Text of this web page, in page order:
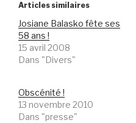
Articles similaires
Josiane Balasko fête ses
58 ans !
15 avril 2008
Dans "Divers"
Obscénité !
13 novembre 2010
Dans "presse"